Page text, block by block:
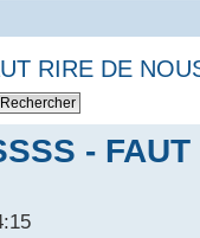
RIRE DE
-